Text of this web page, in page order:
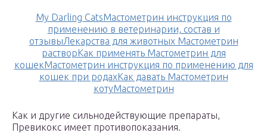
My Darling CatsМастометрин инструкция по
применению в ветеринарии, состав и
отзывыЛекарства для животных Мастометрин
растворКак применять Мастометрин для
кошекМастометрин инструкция по применению для
кошек при родахКак давать Мастометрин
котуМастометрин
Как и другие сильнодействующие препараты,
Превикокс имеет противопоказания.